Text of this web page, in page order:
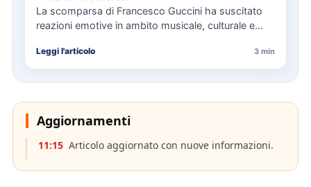
La scomparsa di Francesco Guccini ha suscitato
reazioni emotive in ambito musicale, culturale e
Leggi l'articolo 3 min
Aggiornamenti
11:15 Articolo aggiornato con nuove informazioni.